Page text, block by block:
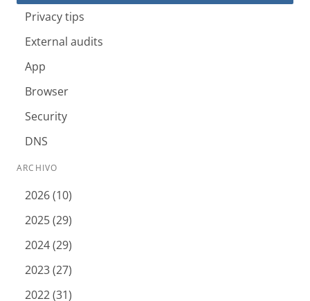
Privacy tips
External audits
App
Browser
Security
DNS
ARCHIVO
2026 (10)
2025 (29)
2024 (29)
2023 (27)
2022 (31)